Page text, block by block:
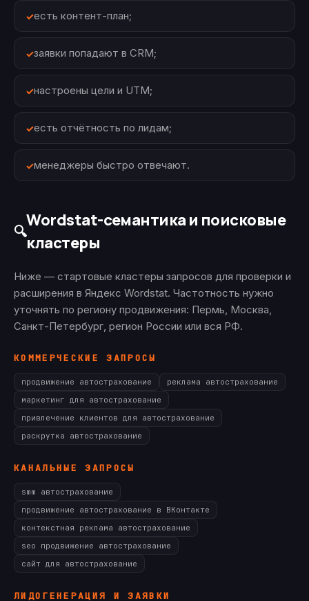
есть контент-план;
заявки попадают в CRM;
настроены цели и UTM;
есть отчётность по лидам;
менеджеры быстро отвечают.
🔍
Wordstat-семантика и поисковые
кластеры
Ниже — стартовые кластеры запросов для проверки и
расширения в Яндекс Wordstat. Частотность нужно
уточнять по региону продвижения: Пермь, Москва,
Санкт-Петербург, регион России или вся РФ.
КОММЕРЧЕСКИЕ ЗАПРОСЫ
продвижение автострахование
реклама автострахование
маркетинг для автострахование
привлечение клиентов для автострахование
раскрутка автострахование
КАНАЛЬНЫЕ ЗАПРОСЫ
smm автострахование
продвижение автострахование в ВКонтакте
контекстная реклама автострахование
seo продвижение автострахование
сайт для автострахование
ЛИДОГЕНЕРАЦИЯ И ЗАЯВКИ